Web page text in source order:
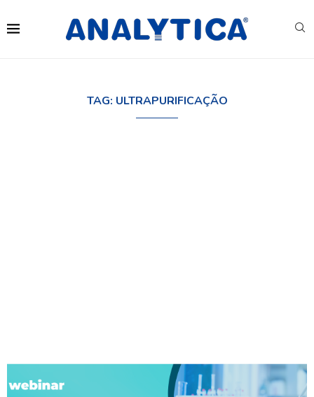
TAG: ULTRAPURIFICAÇÃO